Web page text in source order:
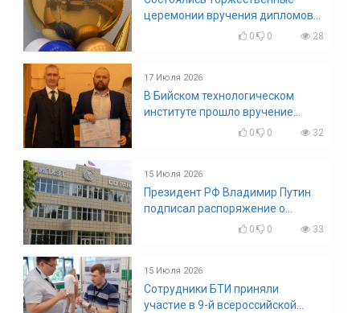
церемонии вручения дипломов
0 0 28
17 Июля 2026
В Бийском технологическом
институте прошло вручение
0 0 32
15 Июля 2026
Президент РФ Владимир Путин
подписал распоряжение о
поощрении граждан и трудовых
0 0 33
15 Июля 2026
Сотрудники БТИ приняли
участие в 9-й всероссийской